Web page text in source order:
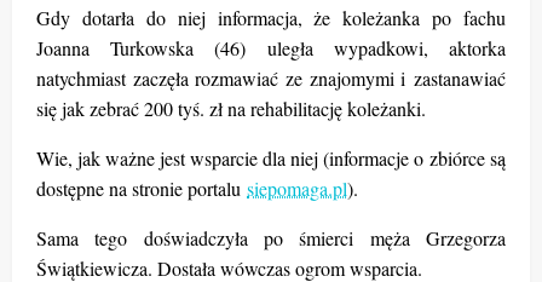
Gdy dotarła do niej informacja, że koleżanka po fachu
Joanna Turkowska (46) uległa wypadkowi, aktorka
natychmiast zaczęła rozmawiać ze znajomymi i zastanawiać
się jak zebrać 200 tyś. zł na rehabilitację koleżanki.
Wie, jak ważne jest wsparcie dla niej (informacje o zbiórce są
dostępne na stronie portalu siepomaga.pl).
Sama tego doświadczyła po śmierci męża Grzegorza
Świątkiewicza. Dostała wówczas ogrom wsparcia.